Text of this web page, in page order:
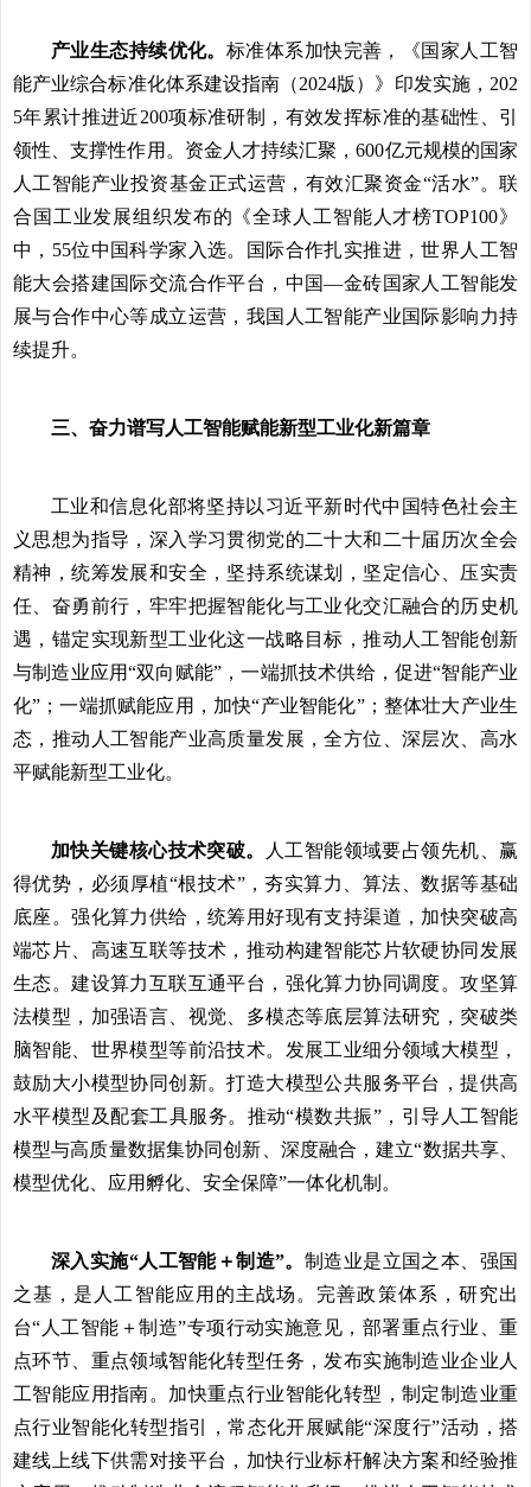
产业生态持续优化。 标准体系加快完善，《国家人工智
能产业综合标准化体系建设指南（2024版）》印发实施，202
5年累计推进近200项标准研制，有效发挥标准的基础性、引
领性、支撑性作用。资金人才持续汇聚，600亿元规模的国家
人工智能产业投资基金正式运营，有效汇聚资金“活水”。联
合国工业发展组织发布的《全球人工智能人才榜TOP100》
中，55位中国科学家入选。国际合作扎实推进，世界人工智
能大会搭建国际交流合作平台，中国—金砖国家人工智能发
展与合作中心等成立运营，我国人工智能产业国际影响力持
续提升。
三、奋力谱写人工智能赋能新型工业化新篇章
工业和信息化部将坚持以习近平新时代中国特色社会主
义思想为指导，深入学习贯彻党的二十大和二十届历次全会
精神，统筹发展和安全，坚持系统谋划，坚定信心、压实责
任、奋勇前行，牢牢把握智能化与工业化交汇融合的历史机
遇，锚定实现新型工业化这一战略目标，推动人工智能创新
与制造业应用“双向赋能”，一端抓技术供给，促进“智能产业
化”；一端抓赋能应用，加快“产业智能化”；整体壮大产业生
态，推动人工智能产业高质量发展，全方位、深层次、高水
平赋能新型工业化。
加快关键核心技术突破。
人工智能领域要占领先机、赢
得优势，必须厚植“根技术”，夯实算力、算法、数据等基础
底座。强化算力供给，统筹用好现有支持渠道，加快突破高
端芯片、高速互联等技术，推动构建智能芯片软硬协同发展
生态。建设算力互联互通平台，强化算力协同调度。攻坚算
法模型，加强语言、视觉、多模态等底层算法研究，突破类
脑智能、世界模型等前沿技术。发展工业细分领域大模型，
鼓励大小模型协同创新。打造大模型公共服务平台，提供高
水平模型及配套工具服务。推动“模数共振”，引导人工智能
模型与高质量数据集协同创新、深度融合，建立“数据共享、
模型优化、应用孵化、安全保障”一体化机制。
深入实施“人工智能＋制造”。 制造业是立国之本、强国
之基，是人工智能应用的主战场。完善政策体系，研究出
台“人工智能＋制造”专项行动实施意见，部署重点行业、重
点环节、重点领域智能化转型任务，发布实施制造业企业人
工智能应用指南。加快重点行业智能化转型，制定制造业重
点行业智能化转型指引，常态化开展赋能“深度行”活动，搭
建线上线下供需对接平台，加快行业标杆解决方案和经验推